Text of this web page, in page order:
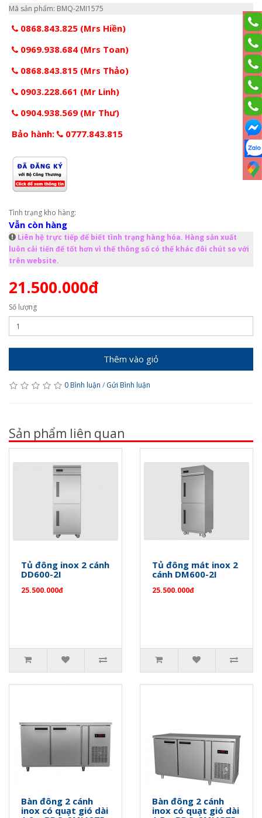
Mã sản phẩm: BMQ-2MI1575
0868.843.825 (Mrs Hiền)
0969.938.684 (Mrs Toan)
0868.843.815 (Mrs Thảo)
0903.228.661 (Mr Linh)
0904.938.569 (Mr Thư)
Bảo hành:
0777.843.815
Tình trạng kho hàng:
Vẫn còn hàng
Liên hệ trực tiếp để biết tình trạng hàng hóa. Hàng sản xuất
luôn cải tiến để tốt hơn vì thế thông số có thể khác đôi chút so với
trên website.
21.500.000đ
Số lượng
Thêm vào giỏ
0 Bình luận / Gửi Bình luận
Sản phẩm liên quan
Tủ đông inox 2 cánh
DD600-2I
25.500.000đ
Tủ đông mát inox 2
cánh DM600-2I
25.500.000đ
Bàn đông 2 cánh
inox có quạt gió dài
Bàn đông 2 cánh
inox có quạt gió dài